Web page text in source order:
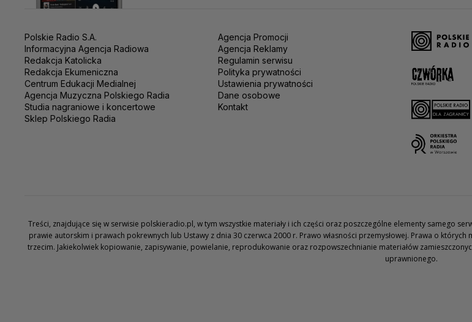
Polskie Radio S.A.
Informacyjna Agencja Radiowa
Redakcja Katolicka
Redakcja Ekumeniczna
Centrum Edukacji Medialnej
Agencja Muzyczna Polskiego Radia
Studia nagraniowe i koncertowe
Sklep Polskiego Radia
Agencja Promocji
Agencja Reklamy
Regulamin serwisu
Polityka prywatności
Ustawienia prywatności
Dane osobowe
Kontakt
Treści, znajdujące się w serwisie polskieradio.pl, w tym wszystkie materiały i ich części oraz poszczególne elementy samego
prawie autorskim i prawach pokrewnych lub Ustawy z dnia 30 czerwca 2000 r. Prawo własności przemysłowej. Prawa o
trzecim. Jakiekolwiek kopiowanie, zapisywanie, powielanie, reprodukowanie oraz rozpowszechnianie materiałów
uprawnionego.